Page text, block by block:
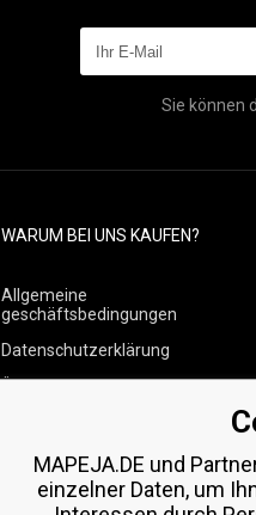
Sie können
WARUM BEI UNS KAUFEN?
Allgemeine
geschäftsbedingungen
Datenschutzerklärung
Übersicht über Zahlungen und
MAPEJA.DE und
einzelner Daten, um